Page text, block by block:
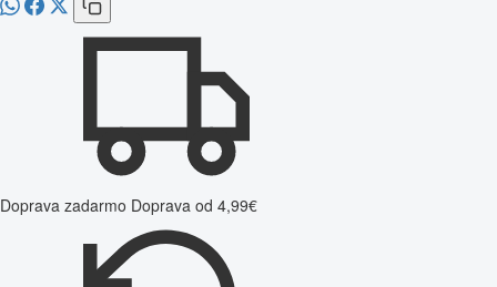
Doprava zadarmo Doprava od 4,99€